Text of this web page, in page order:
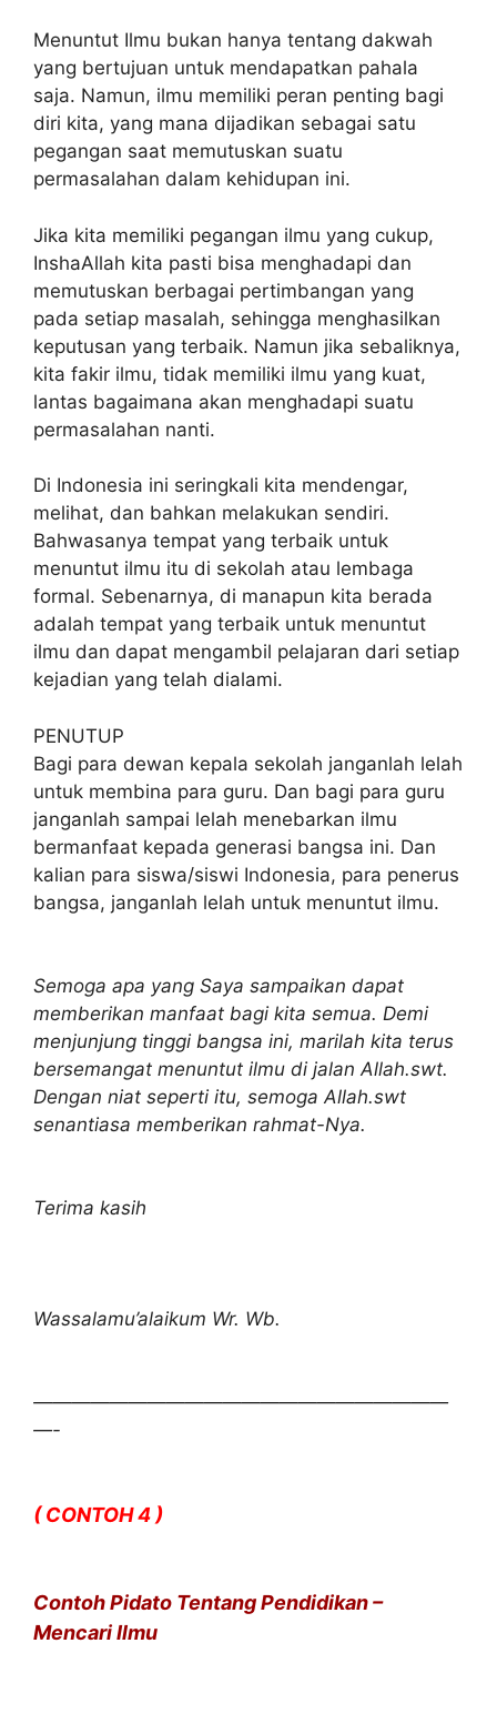
Menuntut Ilmu bukan hanya tentang dakwah
yang bertujuan untuk mendapatkan pahala
saja. Namun, ilmu memiliki peran penting bagi
diri kita, yang mana dijadikan sebagai satu
pegangan saat memutuskan suatu
permasalahan dalam kehidupan ini.
Jika kita memiliki pegangan ilmu yang cukup,
InshaAllah kita pasti bisa menghadapi dan
memutuskan berbagai pertimbangan yang
pada setiap masalah, sehingga menghasilkan
keputusan yang terbaik. Namun jika sebaliknya,
kita fakir ilmu, tidak memiliki ilmu yang kuat,
lantas bagaimana akan menghadapi suatu
permasalahan nanti.
Di Indonesia ini seringkali kita mendengar,
melihat, dan bahkan melakukan sendiri.
Bahwasanya tempat yang terbaik untuk
menuntut ilmu itu di sekolah atau lembaga
formal. Sebenarnya, di manapun kita berada
adalah tempat yang terbaik untuk menuntut
ilmu dan dapat mengambil pelajaran dari setiap
kejadian yang telah dialami.
PENUTUP
Bagi para dewan kepala sekolah janganlah lelah
untuk membina para guru. Dan bagi para guru
janganlah sampai lelah menebarkan ilmu
bermanfaat kepada generasi bangsa ini. Dan
kalian para siswa/siswi Indonesia, para penerus
bangsa, janganlah lelah untuk menuntut ilmu.
Semoga apa yang Saya sampaikan dapat
memberikan manfaat bagi kita semua. Demi
menjunjung tinggi bangsa ini, marilah kita terus
bersemangat menuntut ilmu di jalan Allah.swt.
Dengan niat seperti itu, semoga Allah.swt
senantiasa memberikan rahmat-Nya.
Terima kasih
Wassalamu’alaikum Wr. Wb.
——————————————————————
—-
( CONTOH 4 )
Contoh Pidato Tentang Pendidikan –
Mencari Ilmu